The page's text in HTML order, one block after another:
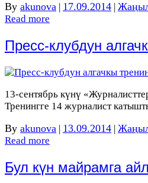
By akunova | 17.09.2014 |
Read more
Пресс-клубдун
13-сентябрь күнү
Тренингге 14 журналист
By akunova 13.09.2014
Read more
Бул күн майрамга